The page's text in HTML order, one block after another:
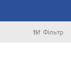
Фільтр